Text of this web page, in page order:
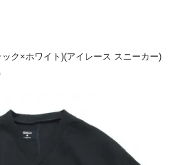
ク×ホワイト)(アイレース スニーカー)